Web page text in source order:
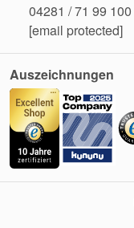
04281 / 71 99 100
[email protected]
Auszeichnungen